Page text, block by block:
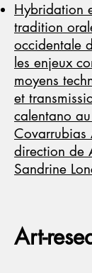
Hybridation
tradition
occidentale
les enjeux
moyens
et
calentano
Covarrubias
direction de
Sandrine
Art-